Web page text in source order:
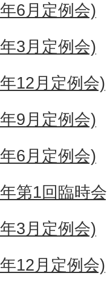
6月定例会)
3月定例会)
12月定例会)
9月定例会)
6月定例会)
第1回臨時
3月定例会)
12月定例会)